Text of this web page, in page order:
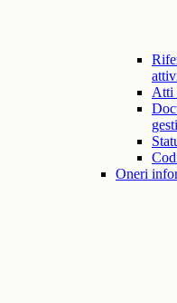
Atti
Oneri